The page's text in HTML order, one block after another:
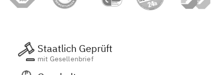
Staatlich Geprüft
mit Gesellenbrief